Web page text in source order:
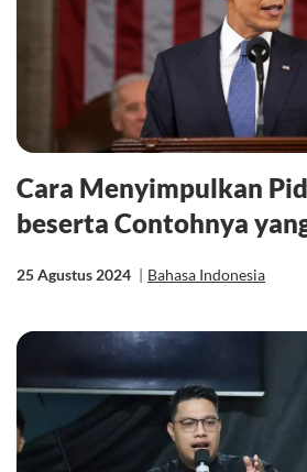
Cara Menyimpulkan
beserta Contohnya
25 Agustus 2024 | Bahasa Indonesia